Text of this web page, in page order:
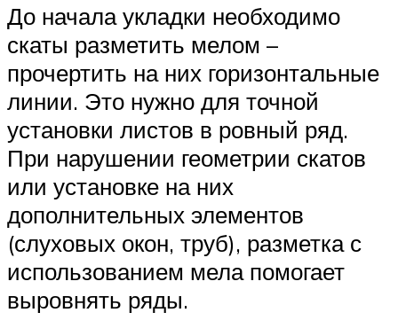
До начала укладки необходимо
скаты разметить мелом –
прочертить на них горизонтальные
линии. Это нужно для точной
установки листов в ровный ряд.
При нарушении геометрии скатов
или установке на них
дополнительных элементов
(слуховых окон, труб), разметка с
использованием мела помогает
выровнять ряды.